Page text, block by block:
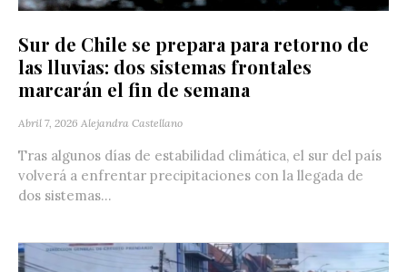
Sur de Chile se prepara para retorno de
las lluvias: dos sistemas frontales
marcarán el fin de semana
Abril 7, 2026 Alejandra Castellano
Tras algunos días de estabilidad climática, el sur del país
volverá a enfrentar precipitaciones con la llegada de
dos sistemas...